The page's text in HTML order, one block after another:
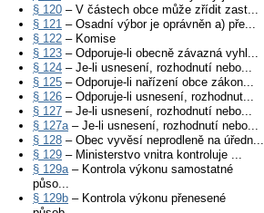
§ 120 – V částech obce může zřídit zast...
§ 121 – Osadní výbor je oprávněn a) pře...
§ 122 – Komise
§ 123 – Odporuje-li obecně závazná vyhl...
§ 124 – Je-li usnesení, rozhodnutí nebo...
§ 125 – Odporuje-li nařízení obce zákon...
§ 126 – Odporuje-li usnesení, rozhodnut...
§ 127 – Je-li usnesení, rozhodnutí nebo...
§ 127a– Je-li usnesení, rozhodnutí nebo...
§ 128 – Obec vyvěsí neprodleně na úředn...
§ 129 – Ministerstvo vnitra kontroluje ...
§ 129a– Kontrola výkonu samostatné
půso...
§ 129b – Kontrola výkonu přenesené